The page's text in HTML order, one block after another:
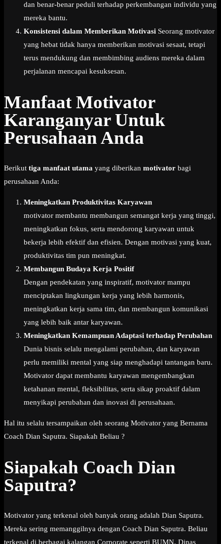
dan benar-benar peduli terhadap perkembangan individu yang
mereka bantu.
Konsistensi dalam Memberikan Motivasi Seorang motivator
yang hebat tidak hanya memberikan motivasi sesaat, tetapi
terus mendukung dan membimbing audiens mereka dalam
perjalanan mencapai kesuksesan.
Manfaat Motivator
Karanganyar Untuk
Perusahaan Anda
Berikut tiga manfaat utama yang diberikan motivator bagi
perusahaan Anda:
Meningkatkan Produktivitas Karyawan
motivator membantu membangun semangat kerja yang tinggi,
meningkatkan fokus, serta mendorong karyawan untuk
bekerja lebih efektif dan efisien. Dengan motivasi yang kuat,
produktivitas tim pun meningkat.
Membangun Budaya Kerja Positif
Dengan pendekatan yang inspiratif, motivator mampu
menciptakan lingkungan kerja yang lebih harmonis,
meningkatkan kerja sama tim, dan membangun komunikasi
yang lebih baik antar karyawan.
Meningkatkan Kemampuan Adaptasi terhadap Perubahan
Dunia bisnis selalu mengalami perubahan, dan karyawan
perlu memiliki mental yang siap menghadapi tantangan baru.
Motivator dapat membantu karyawan mengembangkan
ketahanan mental, fleksibilitas, serta sikap proaktif dalam
menyikapi perubahan dan inovasi di perusahaan.
Hal itu selalu tersampaikan oleh seorang Motivator yang Bernama
Coach Dian Saputra. Siapakah Beliau ?
Siapakah Coach Dian
Saputra?
Motivator yang terkenal oleh banyak orang adalah Dian Saputra.
Mereka sering memanggilnya dengan Coach Dian Saputra. Beliau
terkenal di berbagai kalangan Corporate seperti BUMN, Dinas